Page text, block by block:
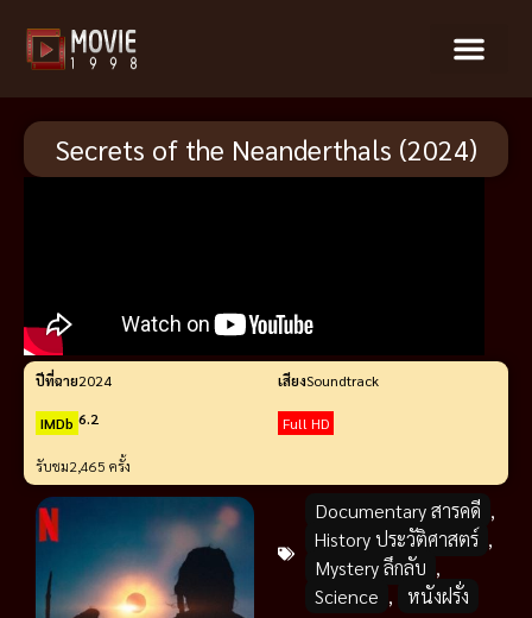
Secrets of the Neanderthals (2024)
ปีที่ฉาย2024 เสียงSoundtrack
IMDb 6.2 Full HD
รับชม2,465 ครั้ง
Documentary สารคดี ,
History ประวัติศาสตร์ ,
Mystery ลึกลับ ,
Science , หนังฝรั่ง